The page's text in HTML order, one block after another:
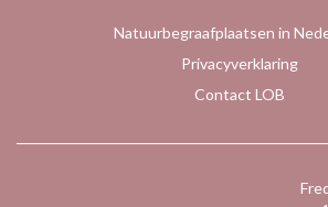
Natuurbegraafplaatsen in
Privacyverklaring
Contact LOB